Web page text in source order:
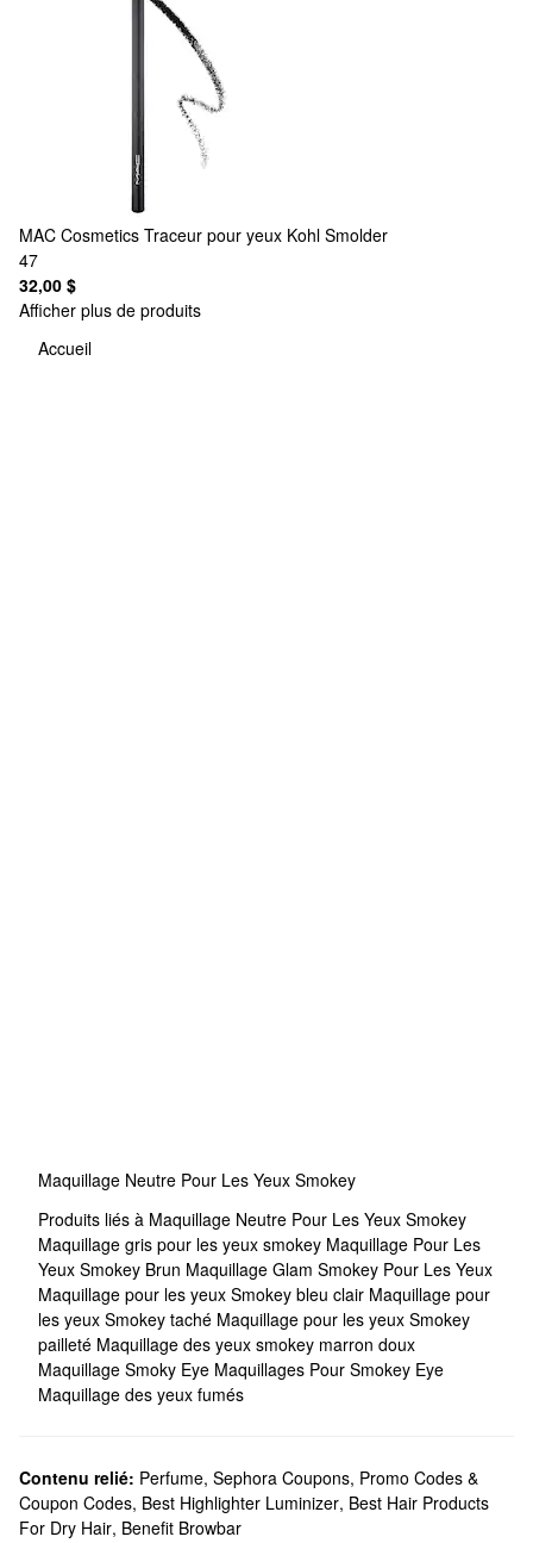
MAC Cosmetics Traceur pour yeux Kohl Smolder
47
32,00 $
Afficher plus de produits
Accueil
Maquillage Neutre Pour Les Yeux Smokey
Produits liés à Maquillage Neutre Pour Les Yeux Smokey
Maquillage gris pour les yeux smokey Maquillage Pour Les
Yeux Smokey Brun Maquillage Glam Smokey Pour Les Yeux
Maquillage pour les yeux Smokey bleu clair Maquillage pour
les yeux Smokey taché Maquillage pour les yeux Smokey
pailleté Maquillage des yeux smokey marron doux
Maquillage Smoky Eye Maquillages Pour Smokey Eye
Maquillage des yeux fumés
Contenu relié: Perfume, Sephora Coupons, Promo Codes &
Coupon Codes, Best Highlighter Luminizer, Best Hair Products
For Dry Hair, Benefit Browbar